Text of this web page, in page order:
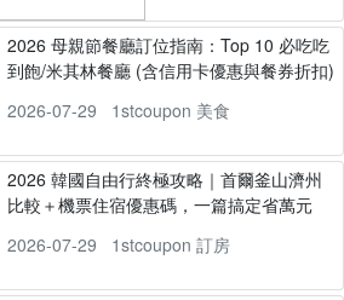
2026 母親節餐廳訂位指南：Top 10 必吃吃
到飽/米其林餐廳 (含信用卡優惠與餐券折扣)
2026-07-29
1stcoupon 美食
2026 韓國自由行終極攻略｜首爾釜山濟州
比較＋機票住宿優惠碼，一篇搞定省萬元
2026-07-29
1stcoupon 訂房